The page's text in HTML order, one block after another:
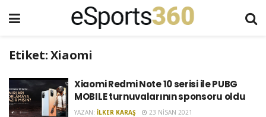
Etiket:Xiaomi
Xiaomi Redmi Note 10 serisi ile PUBG
MOBILE turnuvalarının sponsoru oldu
YAZAN: İLKER KARAŞ 23 NISAN 2021